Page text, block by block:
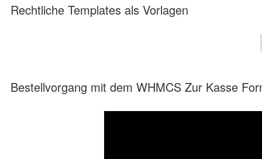
Rechtliche Templates als Vorlagen
Bestellvorgang mit dem WHMCS Zur Kasse